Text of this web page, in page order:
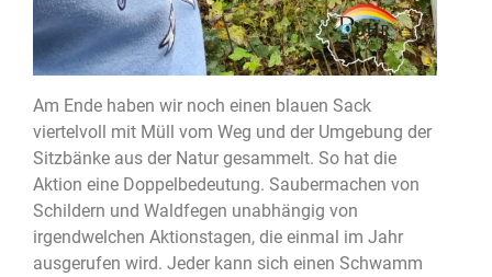
Am Ende haben wir noch einen blauen Sack
viertelvoll mit Müll vom Weg und der Umgebung der
Sitzbänke aus der Natur gesammelt. So hat die
Aktion eine Doppelbedeutung. Saubermachen von
Schildern und Waldfegen unabhängig von
irgendwelchen Aktionstagen, die einmal im Jahr
ausgerufen wird. Jeder kann sich einen Schwamm